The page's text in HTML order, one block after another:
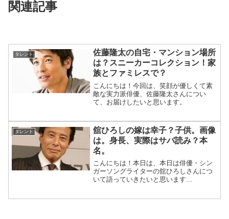
関連記事
タレント
佐藤隆太の自宅・マンション場所
は？スニーカーコレクション！家
族とファミレスで？
こんにちは！今回は、笑顔が優しくて素
敵な実力派俳優、佐藤隆太さんについ
て、お届けしたいと思います。
タレント
舘ひろしの嫁は幸子？子供。画像
は。身長、実際はサバ読み？本
名。
こんにちは！本日は、本日は俳優・シン
ガーソングライターの舘ひろしさんにつ
いて語っていきたいと思います...